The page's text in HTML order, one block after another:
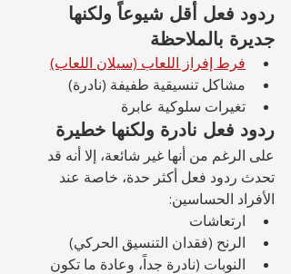
ردود فعل أقل شيوعاً ولكنها
جديرة بالملاحظة
فرط إفراز اللعاب (سيلان اللعاب)
مشاكل تنسيقية طفيفة (نادرة)
تغيرات سلوكية عابرة
ردود فعل نادرة ولكنها خطيرة
على الرغم من أنها غير شائعة، إلا أنه قد
تحدث ردود فعل أكثر حدة، خاصة عند
الأفراد الحساسين:
ارتعاشات
الرنح (فقدان التنسيق الحركي)
النوبات (نادرة جداً، وعادة ما تكون